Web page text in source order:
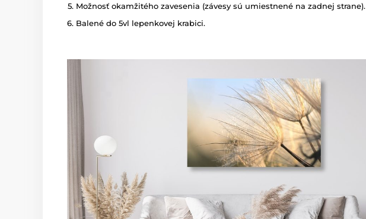
Možnosť okamžitého zavesenia (závesy sú umiestnené na zadnej strane).
Balené do 5vl lepenkovej krabici.